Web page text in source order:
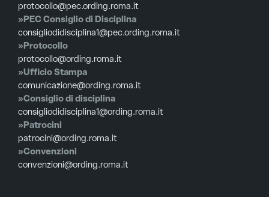
protocollo@pec.ording.roma.it
»PEC Consiglio di Disciplina
consigliodidisciplina1@pec.ording.roma.it
»Protocollo
protocollo@ording.roma.it
»Ufficio Stampa
comunicazione@ording.roma.it
»Consiglio di disciplina
consigliodidisciplina1@ording.roma.it
»Patrocini
patrocini@ording.roma.it
»Convenzioni
convenzioni@ording.roma.it